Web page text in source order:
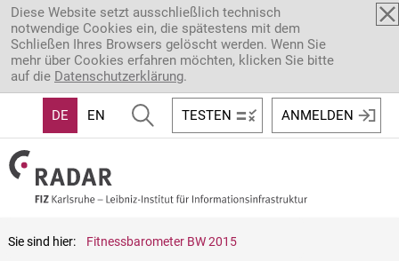
Direkt zum Inhalt
Diese Website setzt ausschließlich technisch
notwendige Cookies ein, die spätestens mit dem
Schließen Ihres Browsers gelöscht werden. Wenn Sie
mehr über Cookies erfahren möchten, klicken Sie bitte
auf die Datenschutzerklärung.
DE EN TESTEN ANMELDEN
Sie sind hier: Fitnessbarometer BW 2015